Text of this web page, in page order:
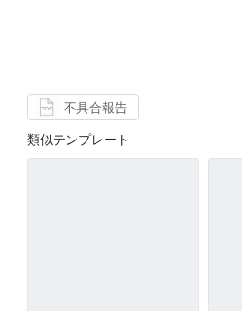
不具合報告
類似テンプレート